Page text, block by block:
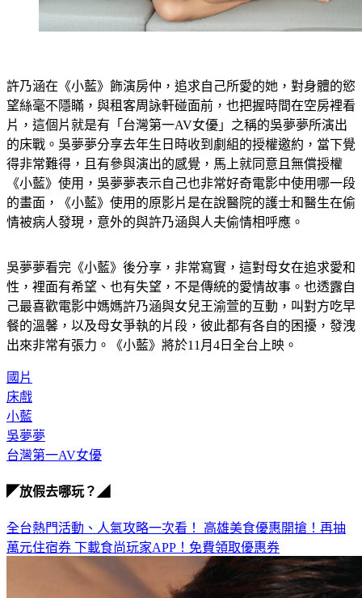
許乃涵在《小藍》飾演房仲，追求自己所愛的她，對身體的慾
望絲毫不隱瞞，與租客周詠軒碰面前，也把握時間在空房裡看
片，這個片就是有「台灣第一AV女優」之稱的吳夢夢所演出
的床戰。吳夢夢分享去年生日時收到劇組的授權邀約，當下覺
得非常難得，且有參與演出的感覺，馬上就同意且無償授權
《小藍》使用，吳夢夢表示自己也非常好奇電影中使用哪一段
的畫面，《小藍》使用的原影片是在說醫院的護士和醫生在偷
情被病人發現，意外的與許乃涵與人夫偷情相呼應。
吳夢夢看完《小藍》後分享，非常寫實，這對母女在追求愛和
性，裡面有希望、也有失望，不是傳統的愛情故事。也透露自
己最喜歡電影中媽媽許乃涵與女兒王渝萱的互動，叫對方吃早
餐的溫馨，以及母女爭執的片段，彼此都有各自的困擾，發洩
出來非常有張力。《小藍》將於11月4日全台上映。
國片
床戲
小藍
吳夢夢
台灣第一AV女優
◤放假去哪玩？◢
全台熱門活動、人氣攻略一次看！ 高雄美食優惠開搶！再抽
萬元住宿券 下載食尚玩家APP！免費領取優惠券